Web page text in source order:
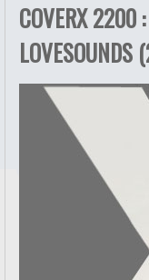
COVERX 2200
LOVESOUNDS